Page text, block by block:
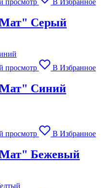
просмотр В Избранное
Серый
просмотр В Избранное
Синий
просмотр В Избранное
Бежевый